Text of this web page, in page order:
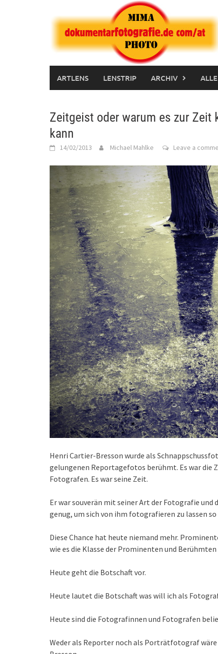
ARTLENS LENSTRIP ARCHIV
Zeitgeist oder warum es zur Zeit
kann
14/02/2013 Michael Mahlke Leave a
Henri Cartier-Bresson wurde als
gelungenen Reportagefotos berühmt. Es war die
Fotografen. Es war seine Zeit.
Er war souverän mit seiner Art der Fotografie
genug, um sich von ihm fotografieren zu lassen
Diese Chance hat heute niemand mehr.
wie es die Klasse der Prominenten und
Heute geht die Botschaft vor.
Heute lautet die Botschaft was will ich als
Heute sind die Fotografinnen und Fotografen
Weder als Reporter noch als Porträtfotograf